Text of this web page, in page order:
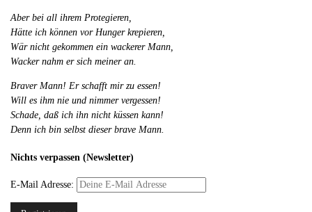
Aber bei all ihrem Protegieren,
Hätte ich können vor Hunger krepieren,
Wär nicht gekommen ein wackerer Mann,
Wacker nahm er sich meiner an.
Braver Mann! Er schafft mir zu essen!
Will es ihm nie und nimmer vergessen!
Schade, daß ich ihn nicht küssen kann!
Denn ich bin selbst dieser brave Mann.
Nichts verpassen (Newsletter)
E-Mail Adresse: